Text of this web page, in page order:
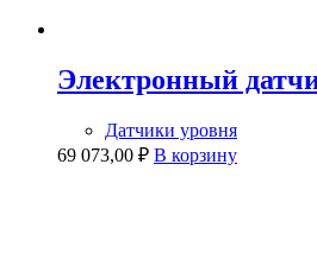
Электронный
Датчики уровня
69 073,00 ₽ В корзину